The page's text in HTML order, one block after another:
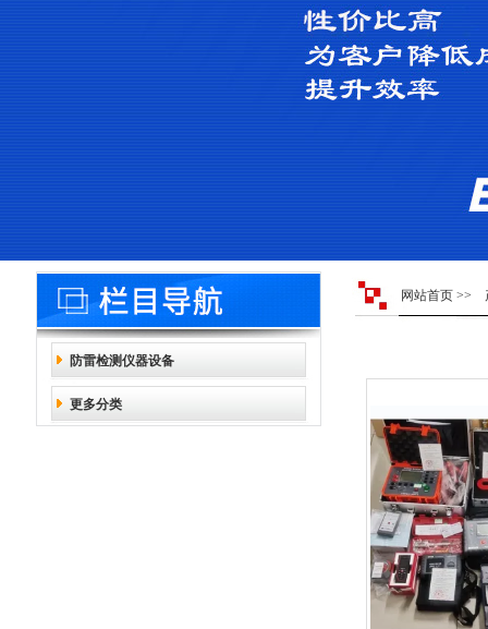
防雷检测仪器设备
更多分类
网站首页 >>